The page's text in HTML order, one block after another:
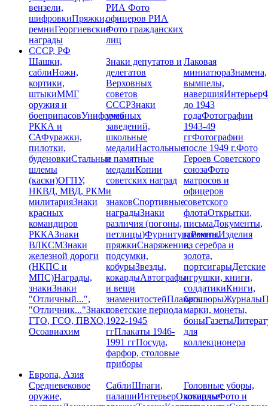
вензели,
шифровкиПряжки,
ремниГеоргиевские
награды
РИАФото
офицеров РИА
Фото гражданских
лиц
СССР, РФ
Шашки,
саблиНожи,
кортики,
штыкиММГ
оружия и
боеприпасовУниформа
РККА и
САФуражки,
пилотки,
буденовкиСтальные
шлемы
(каски)ОГПУ,
НКВД, МВД, РКМ
милитарияЗнаки
красных
командиров
РККАЗнаки
ВЛКСМЗнаки
железной дороги
(НКПС и
МПС)Награды,
знакиЗнаки
"Отличный...",
"Отличник..."Знаки
ГТО, ГСО, ПВХО,
Осоавиахим
Знаки депутатов и
делегатов
Верховных
советов
СССРЗнаки
учебных
заведений,
школьные
медалиНастольные
и памятные
медалиКопии
советских наград
и
знаковСпортивные
наградыЗнаки
различия (погоны,
петлицы)ФурнитураРемни,
пряжкиСнаряжение,
подсумки,
кобурыЗвезды,
кокардыАвтографы
и вещи
знаменитостейПлакаты
советские периода
1922-1945
ггПлакаты 1946-
1991 ггПосуда,
фарфор, столовые
приборы
Лаковая
миниатюраЗнамена,
вымпелы,
навершияИнтерьер
до 1943
годаФотографии
1943-49
ггФотографии
после 1949 г.Фото
Героев Советского
союзаФото
матросов и
офицеров
советского
флотаОткрытки,
письмаДокументы,
грамотыИзделия
из серебра и
золота,
портсигарыДетские
игрушки, книги,
солдатикиКниги,
брошюрыЖурналы
марки, монеты,
боныГазеты
для
коллекционера
Европа, Азия
Средневековое
оружие,
СаблиШпаги,
палашиИнтерьерОхотничье
Головные уборы,
кокардыФото и